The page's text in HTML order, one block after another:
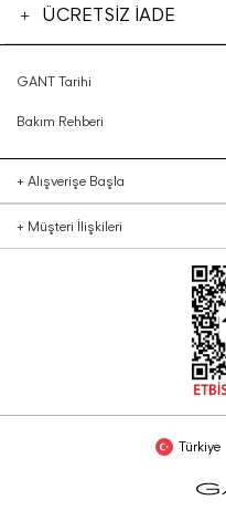
ÜCRETSİZ İADE
GANT Tarihi
Bakım Rehberi
+ Alışverişe Başla
+ Müşteri İlişkileri
Türkiye